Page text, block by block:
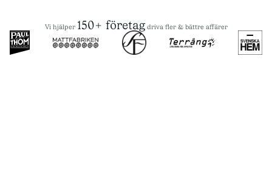
Vi hjälper 150+ företagdriva fler & bättre affärer